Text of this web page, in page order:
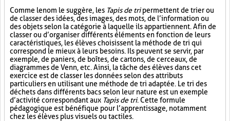
Comme le nom le suggère, les Tapis de tripermettent de trier ou
de classer des idées, des images, des mots, de l’information ou
des objets selon la catégorie à laquelle ils appartiennent. Afin de
classer ou d’organiser différents éléments en fonction de leurs
caractéristiques, les élèves choisissent la méthode de tri qui
correspond le mieux à leurs besoins. Ils peuvent se servir, par
exemple, de paniers, de boîtes, de cartons, de cerceaux, de
diagrammes de Venn, etc. Ainsi, la tâche des élèves dans cet
exercice est de classer les données selon des attributs
particuliers en utilisant une méthode de tri adaptée. Le tri des
déchets dans différents bacs selon leur nature est un exemple
d’activité correspondant aux Tapis de tri. Cette formule
pédagogique est bénéfique pour l’apprentissage, notamment
chez les élèves plus visuels ou tactiles.